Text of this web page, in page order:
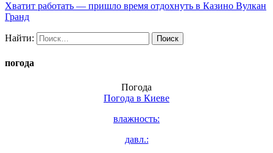
Хватит работать — пришло время отдохнуть в Казино Вулкан
Гранд
Найти:
погода
Погода
Погода в Киеве
влажность:
давл.: